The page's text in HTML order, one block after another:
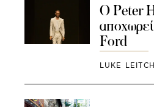
Ο Peter
Ford
LUKE LEITCH